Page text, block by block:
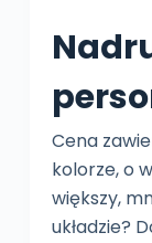
Cena
kolorze, o
większy,
układzie?